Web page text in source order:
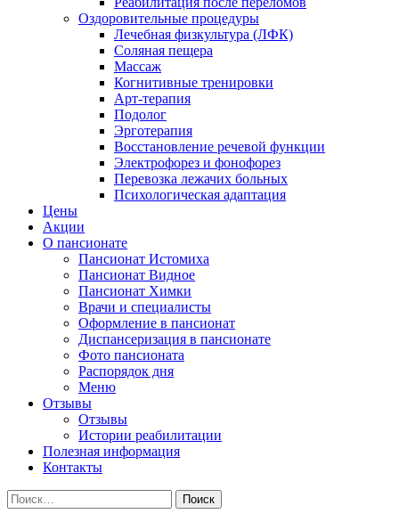
Оздоровительные процедуры
Лечебная физкультура (ЛФК)
Соляная пещера
Массаж
Когнитивные тренировки
Арт-терапия
Подолог
Эрготерапия
Восстановление речевой функции
Электрофорез и фонофорез
Перевозка лежачих больных
Психологическая адаптация
Цены
Акции
О пансионате
Пансионат Истомиха
Пансионат Видное
Пансионат Химки
Врачи и специалисты
Оформление в пансионат
Диспансеризация в пансионате
Фото пансионата
Распорядок дня
Меню
Отзывы
Отзывы
Истории реабилитации
Полезная информация
Контакты
Найти: